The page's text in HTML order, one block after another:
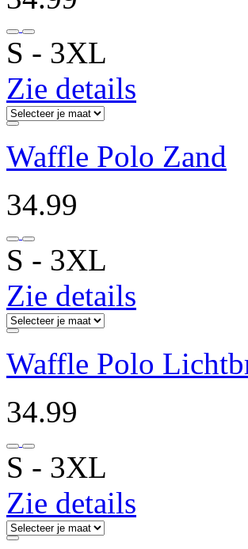
S ‐ 3XL
Zie details
Waffle Polo Zand
34.99
S ‐ 3XL
Zie details
Waffle Polo
34.99
S ‐ 3XL
Zie details